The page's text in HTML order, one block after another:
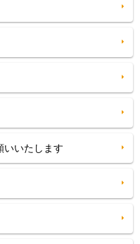
いいたします